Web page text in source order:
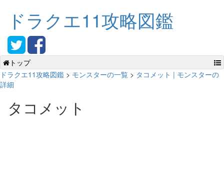
ドラクエ11攻略図鑑
トップ
ドラクエ11攻略図鑑 > モンスターの一覧 > タコメット | モンスターの
詳細
タコメット